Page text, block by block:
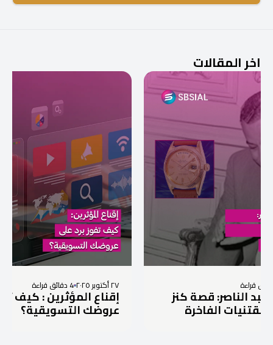
اخر المقالات
قصة كنز إقناع المؤثرين : كيف تفوز برد على
عروضك التسويقية؟